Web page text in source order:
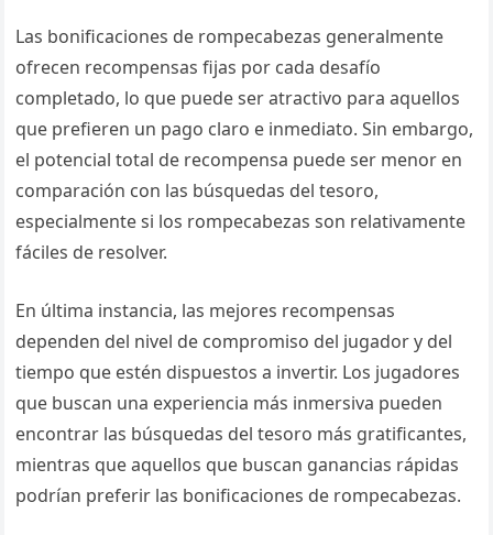
Las bonificaciones de rompecabezas generalmente
ofrecen recompensas fijas por cada desafío
completado, lo que puede ser atractivo para aquellos
que prefieren un pago claro e inmediato. Sin embargo,
el potencial total de recompensa puede ser menor en
comparación con las búsquedas del tesoro,
especialmente si los rompecabezas son relativamente
fáciles de resolver.
En última instancia, las mejores recompensas
dependen del nivel de compromiso del jugador y del
tiempo que estén dispuestos a invertir. Los jugadores
que buscan una experiencia más inmersiva pueden
encontrar las búsquedas del tesoro más gratificantes,
mientras que aquellos que buscan ganancias rápidas
podrían preferir las bonificaciones de rompecabezas.